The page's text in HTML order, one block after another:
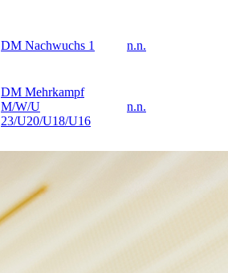
DM Nachwuchs 1 n.n.
DM Mehrkampf
M/W/U
23/U20/U18/U16
n.n.